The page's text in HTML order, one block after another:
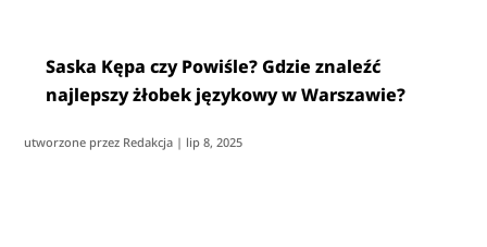
Saska Kępa czy Powiśle? Gdzie znaleźć
najlepszy żłobek językowy w Warszawie?
utworzone przez Redakcja | lip 8, 2025